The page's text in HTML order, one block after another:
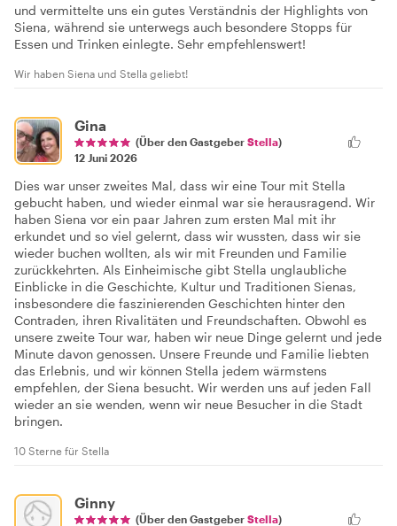
und vermittelte uns ein gutes Verständnis der Highlights von
Siena, während sie unterwegs auch besondere Stopps für
Essen und Trinken einlegte. Sehr empfehlenswert!
Wir haben Siena und Stella geliebt!
Gina
(Über den Gastgeber Stella)
12 Juni 2026
Dies war unser zweites Mal, dass wir eine Tour mit Stella
gebucht haben, und wieder einmal war sie herausragend. Wir
haben Siena vor ein paar Jahren zum ersten Mal mit ihr
erkundet und so viel gelernt, dass wir wussten, dass wir sie
wieder buchen wollten, als wir mit Freunden und Familie
zurückkehrten. Als Einheimische gibt Stella unglaubliche
Einblicke in die Geschichte, Kultur und Traditionen Sienas,
insbesondere die faszinierenden Geschichten hinter den
Contraden, ihren Rivalitäten und Freundschaften. Obwohl es
unsere zweite Tour war, haben wir neue Dinge gelernt und jede
Minute davon genossen. Unsere Freunde und Familie liebten
das Erlebnis, und wir können Stella jedem wärmstens
empfehlen, der Siena besucht. Wir werden uns auf jeden Fall
wieder an sie wenden, wenn wir neue Besucher in die Stadt
bringen.
10 Sterne für Stella
Ginny
(Über den Gastgeber Stella)